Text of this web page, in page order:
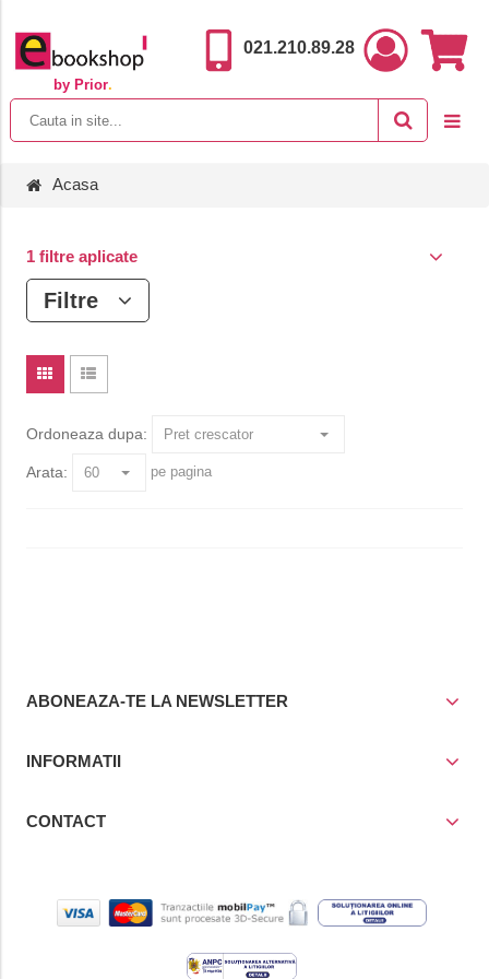
by Prior.
021.210.89.28
Acasa
1 filtre aplicate
Filtre
Ordoneaza dupa:
Arata: pe pagina
ABONEAZA-TE LA NEWSLETTER
INFORMATII
CONTACT